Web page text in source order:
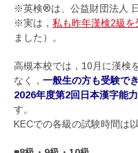
※英検®は、公益財団法人
※実は， 私も昨年漢検2級を
ました）。
高槻本校では，10月に漢検
なく， 一般生の方も受験で
2026年度第2回日本漢字能
す。
KECでの各級の試験時間は